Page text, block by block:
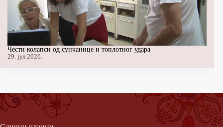
Чести колапси од сунчанице и топлотног удара
29. јул 2026.